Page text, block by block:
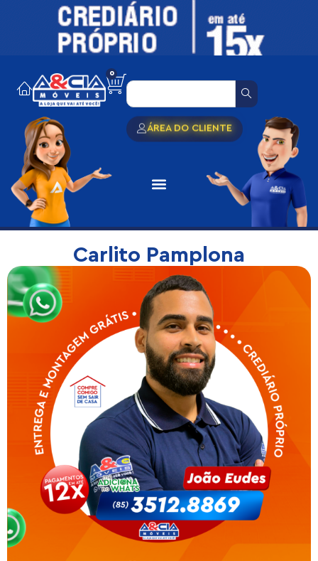
0
ÁREA DO CLIENTE
Carlito Pamplona